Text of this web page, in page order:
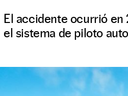
El accidente ocurrió en
el sistema de piloto